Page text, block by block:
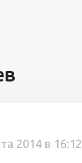
2014 в 16:12